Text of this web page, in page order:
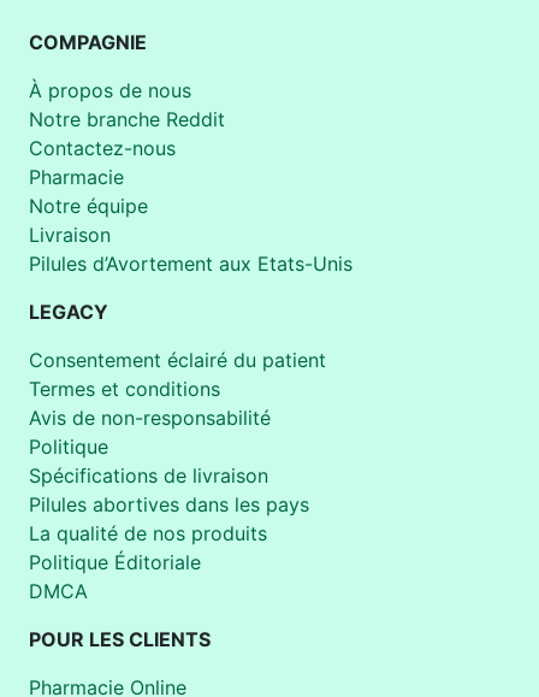
COMPAGNIE
À propos de nous
Notre branche Reddit
Contactez-nous
Pharmacie
Notre équipe
Livraison
Pilules d’Avortement aux Etats-Unis
LEGACY
Consentement éclairé du patient
Termes et conditions
Avis de non-responsabilité
Politique
Spécifications de livraison
Pilules abortives dans les pays
La qualité de nos produits
Politique Éditoriale
DMCA
POUR LES CLIENTS
Pharmacie Online